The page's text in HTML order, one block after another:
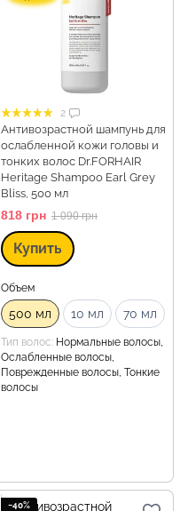
2
Антивозрастной шампунь для
ослабленной кожи головы и
тонких волос Dr.FORHAIR
Heritage Shampoo Earl Grey
Bliss, 500 мл
818 грн 1 090 грн
Купить
Объем
500 мл 10 мл 70 мл
Тип волос Нормальные волосы,
Ослабленные волосы,
Поврежденные волосы, Тонкие
волосы
−40%